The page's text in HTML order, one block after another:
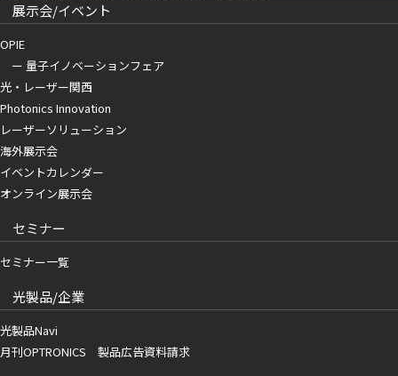
展示会/イベント
OPIE
ー 量子イノベーションフェア
光・レーザー関西
Photonics Innovation
レーザーソリューション
海外展示会
イベントカレンダー
オンライン展示会
セミナー
セミナー一覧
光製品/企業
光製品Navi
月刊OPTRONICS 製品広告資料請求